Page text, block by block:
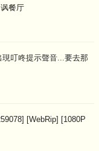
餐厅
叮咚提示聲音...要去那
[WebRip] [1080P